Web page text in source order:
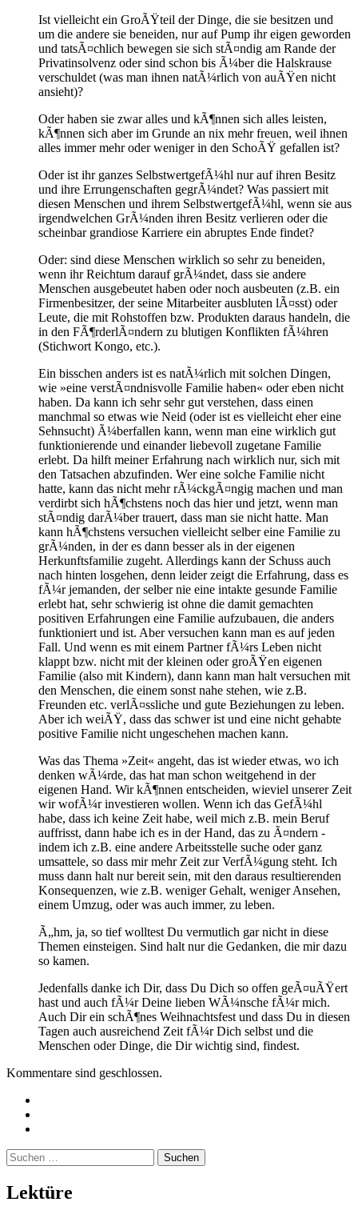
Ist vielleicht ein GroÃŸteil der Dinge, die sie besitzen und
um die andere sie beneiden, nur auf Pump ihr eigen geworden
und tatsÃ¤chlich bewegen sie sich stÃ¤ndig am Rande der
Privatinsolvenz oder sind schon bis Ã¼ber die Halskrause
verschuldet (was man ihnen natÃ¼rlich von auÃŸen nicht
ansieht)?
Oder haben sie zwar alles und kÃ¶nnen sich alles leisten,
kÃ¶nnen sich aber im Grunde an nix mehr freuen, weil ihnen
alles immer mehr oder weniger in den SchoÃŸ gefallen ist?
Oder ist ihr ganzes SelbstwertgefÃ¼hl nur auf ihren Besitz
und ihre Errungenschaften gegrÃ¼ndet? Was passiert mit
diesen Menschen und ihrem SelbstwertgefÃ¼hl, wenn sie aus
irgendwelchen GrÃ¼nden ihren Besitz verlieren oder die
scheinbar grandiose Karriere ein abruptes Ende findet?
Oder: sind diese Menschen wirklich so sehr zu beneiden,
wenn ihr Reichtum darauf grÃ¼ndet, dass sie andere
Menschen ausgebeutet haben oder noch ausbeuten (z.B. ein
Firmenbesitzer, der seine Mitarbeiter ausbluten lÃ¤sst) oder
Leute, die mit Rohstoffen bzw. Produkten daraus handeln, die
in den FÃ¶rderlÃ¤ndern zu blutigen Konflikten fÃ¼hren
(Stichwort Kongo, etc.).
Ein bisschen anders ist es natÃ¼rlich mit solchen Dingen,
wie »eine verstÃ¤ndnisvolle Familie haben« oder eben nicht
haben. Da kann ich sehr sehr gut verstehen, dass einen
manchmal so etwas wie Neid (oder ist es vielleicht eher eine
Sehnsucht) Ã¼berfallen kann, wenn man eine wirklich gut
funktionierende und einander liebevoll zugetane Familie
erlebt. Da hilft meiner Erfahrung nach wirklich nur, sich mit
den Tatsachen abzufinden. Wer eine solche Familie nicht
hatte, kann das nicht mehr rÃ¼ckgÃ¤ngig machen und man
verdirbt sich hÃ¶chstens noch das hier und jetzt, wenn man
stÃ¤ndig darÃ¼ber trauert, dass man sie nicht hatte. Man
kann hÃ¶chstens versuchen vielleicht selber eine Familie zu
grÃ¼nden, in der es dann besser als in der eigenen
Herkunftsfamilie zugeht. Allerdings kann der Schuss auch
nach hinten losgehen, denn leider zeigt die Erfahrung, dass es
fÃ¼r jemanden, der selber nie eine intakte gesunde Familie
erlebt hat, sehr schwierig ist ohne die damit gemachten
positiven Erfahrungen eine Familie aufzubauen, die anders
funktioniert und ist. Aber versuchen kann man es auf jeden
Fall. Und wenn es mit einem Partner fÃ¼rs Leben nicht
klappt bzw. nicht mit der kleinen oder groÃŸen eigenen
Familie (also mit Kindern), dann kann man halt versuchen mit
den Menschen, die einem sonst nahe stehen, wie z.B.
Freunden etc. verlÃ¤ssliche und gute Beziehungen zu leben.
Aber ich weiÃŸ, dass das schwer ist und eine nicht gehabte
positive Familie nicht ungeschehen machen kann.
Was das Thema »Zeit« angeht, das ist wieder etwas, wo ich
denken wÃ¼rde, das hat man schon weitgehend in der
eigenen Hand. Wir kÃ¶nnen entscheiden, wieviel unserer Zeit
wir wofÃ¼r investieren wollen. Wenn ich das GefÃ¼hl
habe, dass ich keine Zeit habe, weil mich z.B. mein Beruf
auffrisst, dann habe ich es in der Hand, das zu Ã¤ndern -
indem ich z.B. eine andere Arbeitsstelle suche oder ganz
umsattele, so dass mir mehr Zeit zur VerfÃ¼gung steht. Ich
muss dann halt nur bereit sein, mit den daraus resultierenden
Konsequenzen, wie z.B. weniger Gehalt, weniger Ansehen,
einem Umzug, oder was auch immer, zu leben.
Ã„hm, ja, so tief wolltest Du vermutlich gar nicht in diese
Themen einsteigen. Sind halt nur die Gedanken, die mir dazu
so kamen.
Jedenfalls danke ich Dir, dass Du Dich so offen geÃ¤uÃŸert
hast und auch fÃ¼r Deine lieben WÃ¼nsche fÃ¼r mich.
Auch Dir ein schÃ¶nes Weihnachtsfest und dass Du in diesen
Tagen auch ausreichend Zeit fÃ¼r Dich selbst und die
Menschen oder Dinge, die Dir wichtig sind, findest.
Kommentare sind geschlossen.
Suchen
nach:
Lektüre